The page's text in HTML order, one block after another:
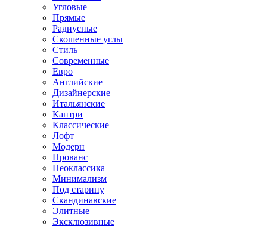
Угловые
Прямые
Радиусные
Скошенные углы
Стиль
Современные
Евро
Английские
Дизайнерские
Итальянские
Кантри
Классические
Лофт
Модерн
Прованс
Неоклассика
Минимализм
Под старину
Скандинавские
Элитные
Эксклюзивные